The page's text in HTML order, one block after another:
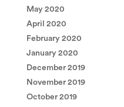
May 2020
April 2020
February 2020
January 2020
December 2019
November 2019
October 2019